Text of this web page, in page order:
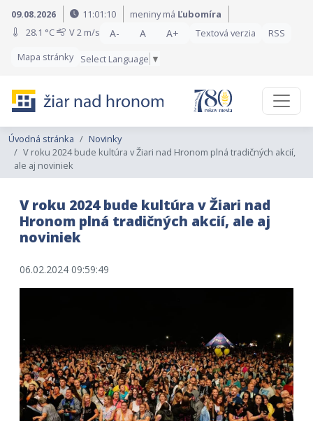
Preskočiť na obsah
Preskočiť na hlavné menu
09.08.2026 11:01:12 meniny má Ľubomíra
28.1 °C
V2 m/s A- A A+ Textová verzia
RSS
Mapa stránky
Select Language ▼
Úvodná stránka
Novinky
V roku 2024 bude kultúra v Žiari nad Hronom plná tradičných akcií,
ale aj noviniek
V roku 2024 bude kultúra v Žiari nad
Hronom plná tradičných akcií, ale aj
noviniek
06.02.2024 09:59:49